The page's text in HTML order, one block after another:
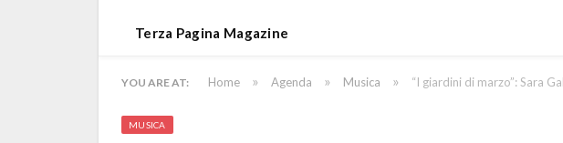
Terza Pagina Magazine
YOU ARE AT: Home » Agenda » Musica » “I giardini di marzo”: Sara
MUSICA